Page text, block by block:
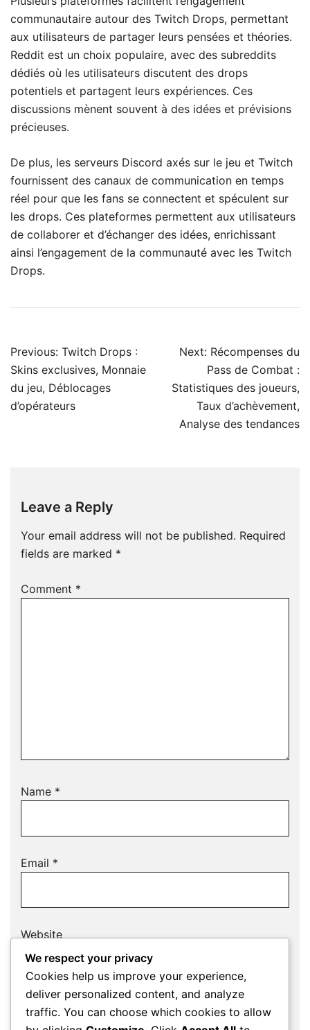
communautaire autour des Twitch Drops, permettant
aux utilisateurs de partager leurs pensées et théories.
Reddit est un choix populaire, avec des subreddits
dédiés où les utilisateurs discutent des drops
potentiels et partagent leurs expériences. Ces
discussions mènent souvent à des idées et prévisions
précieuses.
De plus, les serveurs Discord axés sur le jeu et Twitch
fournissent des canaux de communication en temps
réel pour que les fans se connectent et spéculent sur
les drops. Ces plateformes permettent aux utilisateurs
de collaborer et d’échanger des idées, enrichissant
ainsi l’engagement de la communauté avec les Twitch
Drops.
Post
navigation
Previous: Twitch Drops :
Skins exclusives, Monnaie
du jeu, Déblocages
d’opérateurs
Next: Récompenses du
Pass de Combat :
Statistiques des joueurs,
Taux d’achèvement,
Analyse des tendances
Leave a Reply
Your email address will not be published. Required
fields are marked *
Comment *
Name *
Email *
Website
Save my name, email, and website in this
browser for the next time I comment.
We respect your privacy
Cookies help us improve your experience,
deliver personalized content, and analyze
traffic. You can choose which cookies to allow